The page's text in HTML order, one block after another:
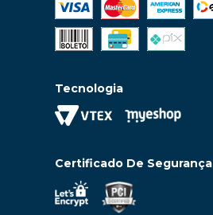
Tecnologia
Certificado De Segurança